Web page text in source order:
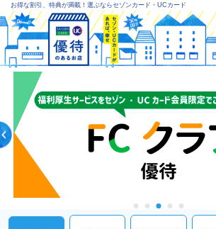
お得な割引、特典が満載！選ぶならセゾンカード・UCカード